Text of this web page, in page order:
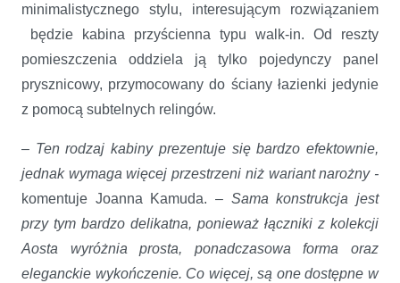
minimalistycznego stylu, interesującym rozwiązaniem
będzie kabina przyścienna typu walk-in. Od reszty
pomieszczenia oddziela ją tylko pojedynczy panel
prysznicowy, przymocowany do ściany łazienki jedynie
z pomocą subtelnych relingów.
– Ten rodzaj kabiny prezentuje się bardzo efektownie,
jednak wymaga więcej przestrzeni niż wariant narożny -
komentuje Joanna Kamuda. – Sama konstrukcja jest
przy tym bardzo delikatna, ponieważ łączniki z kolekcji
Aosta wyróżnia prosta, ponadczasowa forma oraz
eleganckie wykończenie. Co więcej, są one dostępne w